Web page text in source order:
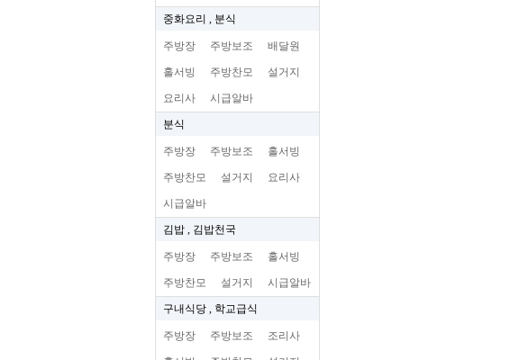
중화요리 , 분식
주방장 주방보조 배달원
홀서빙 주방찬모 설거지
요리사 시급알바
분식
주방장 주방보조 홀서빙
주방찬모 설거지 요리사
시급알바
김밥 , 김밥천국
주방장 주방보조 홀서빙
주방찬모 설거지 시급알바
구내식당 , 학교급식
주방장 주방보조 조리사